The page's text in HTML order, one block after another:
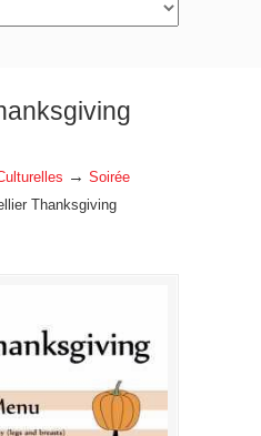
→ Soirée
Thanksgiving